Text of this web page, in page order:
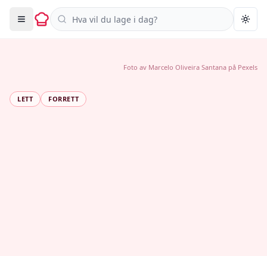
Søk i oppskrifter
LETT FORRETT
Foto av Marcelo Oliveira Santana på Pexels